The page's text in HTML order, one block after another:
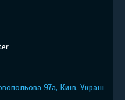
97а, Київ, Україн